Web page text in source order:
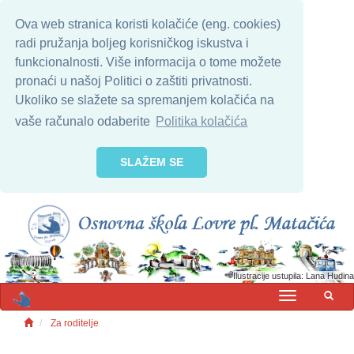
Ova web stranica koristi kolačiće (eng. cookies)
radi pružanja boljeg korisničkog iskustva i
funkcionalnosti. Više informacija o tome možete
pronaći u našoj Politici o zaštiti privatnosti.
Ukoliko se slažete sa spremanjem kolačića na
vaše računalo odaberite Politika kolačića
SLAŽEM SE
Ilustracije ustupila: Lana Hudina
MENU
Za roditelje